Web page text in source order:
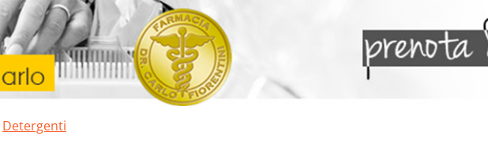
Detergenti